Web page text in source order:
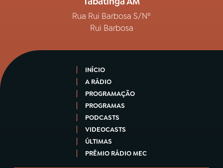
Rua Rui Barbosa S/Nº
Rui Barbosa
INÍCIO
A RÁDIO
PROGRAMAÇÃO
PROGRAMAS
PODCASTS
VIDEOCASTS
ÚLTIMAS
PRÊMIO RÁDIO MEC